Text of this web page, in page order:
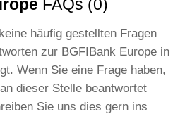
FAQs (0)
häufig gestellten Fragen
zur BGFIBank Europe in
Wenn Sie eine Frage haben,
dieser Stelle beantwortet
Sie uns dies gern ins